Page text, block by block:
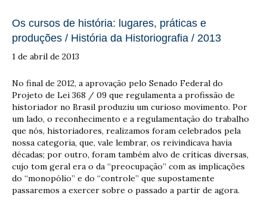
Os cursos de história: lugares, práticas e
produções / História da Historiografia / 2013
1 de abril de 2013
No final de 2012, a aprovação pelo Senado Federal do
Projeto de Lei 368 / 09 que regulamenta a profissão de
historiador no Brasil produziu um curioso movimento. Por
um lado, o reconhecimento e a regulamentação do trabalho
que nós, historiadores, realizamos foram celebrados pela
nossa categoria, que, vale lembrar, os reivindicava havia
décadas; por outro, foram também alvo de críticas diversas,
cujo tom geral era o da “preocupação” com as implicações
do “monopólio” e do “controle” que supostamente
passaremos a exercer sobre o passado a partir de agora.